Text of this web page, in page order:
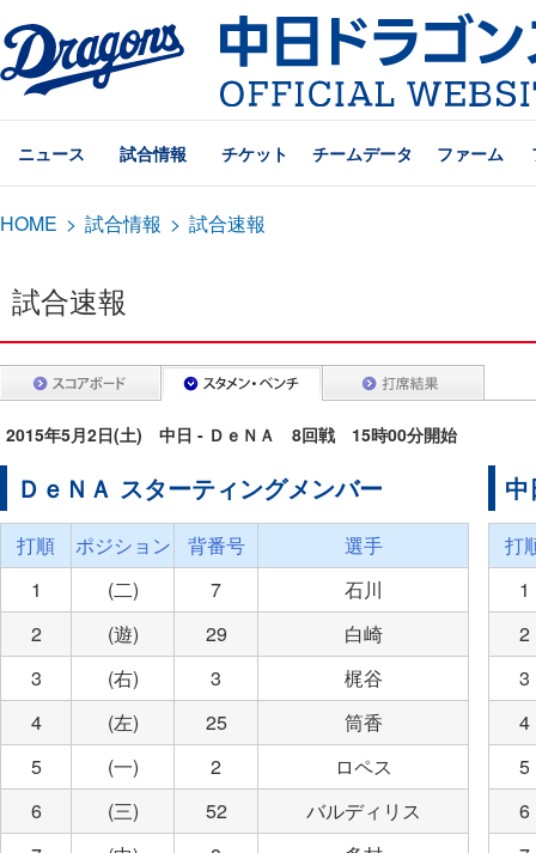
ニュース 試合情報 チケット チームデータ ファーム
HOME > 試合情報 > 試合速報
試合速報
2015年5月2日(土) 中日 - ＤｅＮＡ 8回戦 15時00分開始
ＤｅＮＡ スターティングメンバー
打順 ポジション 背番号
選手
1
(二) 7
石川
2
(遊) 29
白崎
3
(右) 3
梶谷
4
(左) 25
筒香
5
(一) 2
ロペス
6
(三) 52
バルディリス
打
1
2
3
4
5
6